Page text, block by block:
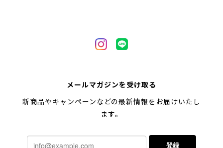
2024/05/04
【 柴犬 毛色3色】マグカップ お家用 プレゼント コーギーブラザーズ 犬 うちの子
メールマガジンを受け取る
新商品やキャンペーンなどの最新情報をお届けいたし
ます。
登録